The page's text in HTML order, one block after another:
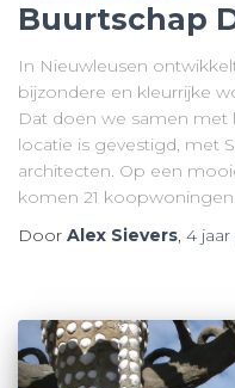
Buurtschap
In Nieuwleusen
bijzondere en kleurrijke
Dat doen we samen
locatie is gevestigd, met
architecten. Op een
komen 21
Door Alex Sievers, 4 jaar